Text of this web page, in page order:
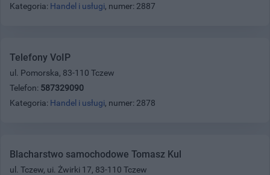
Kategoria: Handel i usługi, numer: 2887
Telefony VoIP
ul. Pomorska, 83-110 Tczew
Telefon: 587329090
Kategoria: Handel i usługi, numer: 2878
Blacharstwo samochodowe Tomasz Kul
ul. Tczew, ui. Żwirki 17, 83-110 Tczew